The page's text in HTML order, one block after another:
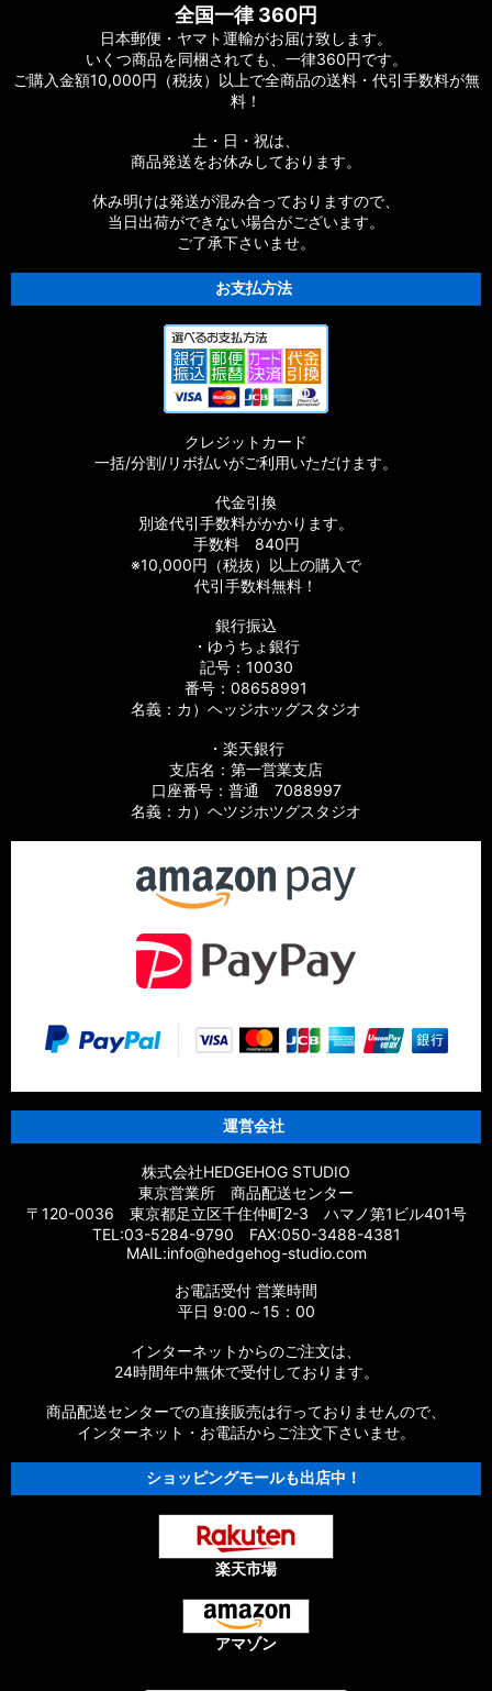
スピニングリール スプール（販売終了品）
全国一律 360円
日本郵便・ヤマト運輸がお届け致します。
いくつ商品を同梱されても、一律360円です。
ご購入金額10,000円（税抜）以上で全商品の送料・代引手数料が無
料！
土・日・祝は、
商品発送をお休みしております。
休み明けは発送が混み合っておりますので、
当日出荷ができない場合がございます。
ご了承下さいませ。
お支払方法
クレジットカード
一括/分割/リボ払いがご利用いただけます。
代金引換
別途代引手数料がかかります。
手数料 840円
※10,000円（税抜）以上の購入で
代引手数料無料！
銀行振込
・ゆうちょ銀行
記号：10030
番号：08658991
名義：カ）ヘッジホッグスタジオ
・楽天銀行
支店名：第一営業支店
口座番号：普通 7088997
名義：カ）ヘツジホツグスタジオ
運営会社
株式会社HEDGEHOG STUDIO
東京営業所 商品配送センター
〒120-0036 東京都足立区千住仲町2-3 ハマノ第1ビル401号
TEL:03-5284-9790 FAX:050-3488-4381
MAIL:info@hedgehog-studio.com
お電話受付 営業時間
平日 9:00～15：00
インターネットからのご注文は、
24時間年中無休で受付しております。
商品配送センターでの直接販売は行っておりませんので、
インターネット・お電話からご注文下さいませ。
ショッピングモールも出店中！
楽天市場
アマゾン